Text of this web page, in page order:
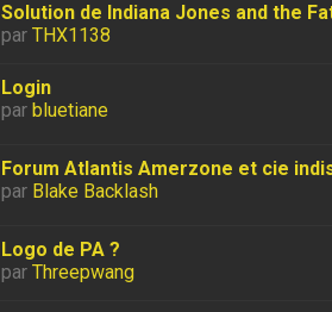
Solution de Indiana Jones and the
par THX1138
Login
par bluetiane
Forum Atlantis Amerzone et cie
par Blake Backlash
Logo de PA ?
par Threepwang